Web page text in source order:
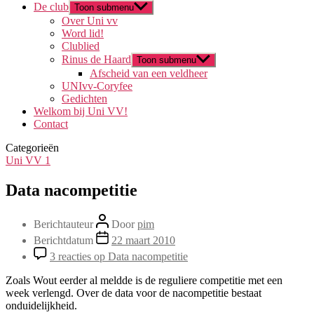
De club Toon submenu
Over Uni vv
Word lid!
Clublied
Rinus de Haard Toon submenu
Afscheid van een veldheer
UNIvv-Coryfee
Gedichten
Welkom bij Uni VV!
Contact
Categorieën
Uni VV 1
Data nacompetitie
Berichtauteur Doorpim
Berichtdatum
22 maart 2010
3 reacties op Data nacompetitie
Zoals Wout eerder al meldde is de reguliere competitie met een
week verlengd. Over de data voor de nacompetitie bestaat
onduidelijkheid.